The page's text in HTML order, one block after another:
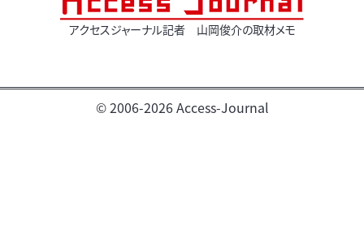
アクセスジャーナル記者 山岡俊介の取材メモ
© 2006-2026 Access-Journal